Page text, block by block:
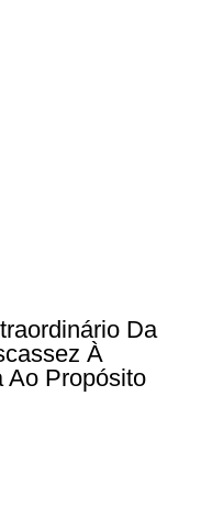
Da
À
Ao Propósito